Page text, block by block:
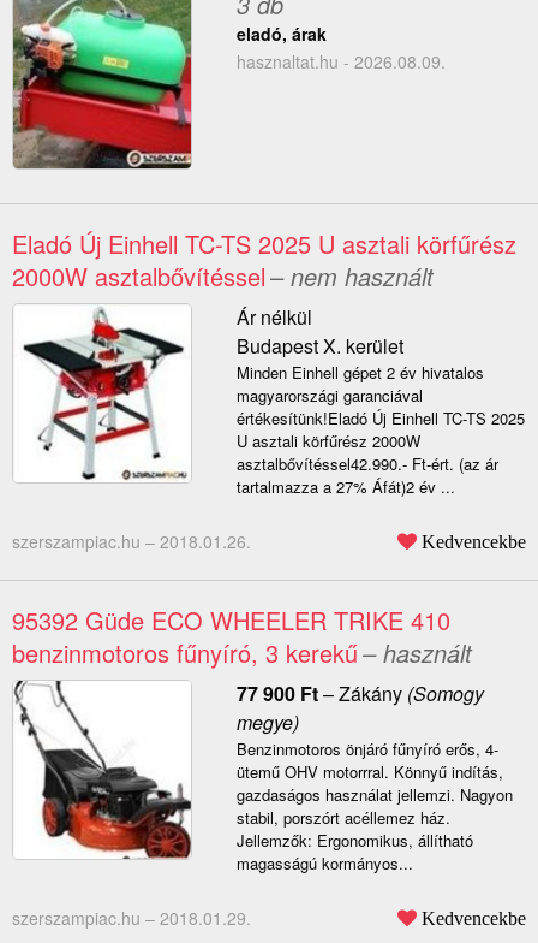
eladó, árak
hasznaltat.hu - 2026.08.09.
Eladó Új Einhell TC-TS 2025 U asztali körfűrész
2000W asztalbővítéssel– nem használt
Ár nélkül
Budapest X. kerület
Minden Einhell gépet 2 év hivatalos
magyarországi garanciával
értékesítünk!Eladó Új Einhell TC-TS 2025
U asztali körfűrész 2000W
asztalbővítéssel42.990.- Ft-ért. (az ár
tartalmazza a 27% Áfát)2 év ...
szerszampiac.hu – 2018.01.26. Kedvencekbe
95392 Güde ECO WHEELER TRIKE 410
benzinmotoros fűnyíró, 3 kerekű– használt
77 900 Ft–Zákány(Somogy
megye)
Benzinmotoros önjáró fűnyíró erős, 4-
ütemű OHV motorrral. Könnyű indítás,
gazdaságos használat jellemzi. Nagyon
stabil, porszórt acéllemez ház.
Jellemzők: Ergonomikus, állítható
magasságú kormányos...
szerszampiac.hu – 2018.01.29. Kedvencekbe